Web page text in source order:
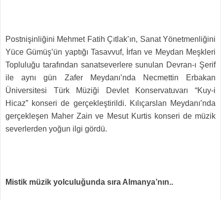
Postnişinliğini Mehmet Fatih Çıtlak’ın, Sanat Yönetmenliğini
Yüce Gümüş’ün yaptığı Tasavvuf, İrfan ve Meydan Meşkleri
Topluluğu tarafından sanatseverlere sunulan Devran-ı Şerif
ile aynı gün Zafer Meydanı’nda Necmettin Erbakan
Üniversitesi Türk Müziği Devlet Konservatuvarı “Kuy-i
Hicaz” konseri de gerçekleştirildi. Kılıçarslan Meydanı’nda
gerçekleşen Maher Zain ve Mesut Kurtis konseri de müzik
severlerden yoğun ilgi gördü.
Mistik müzik yolculuğunda sıra Almanya’nın..